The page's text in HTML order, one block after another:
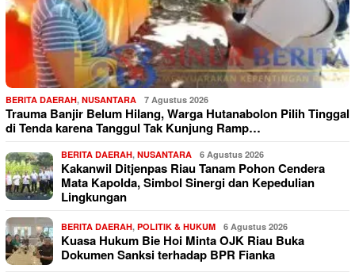
BERITA DAERAH, NUSANTARA 7 Agustus 2026
Trauma Banjir Belum Hilang, Warga Hutanabolon Pilih Tinggal
di Tenda karena Tanggul Tak Kunjung Ramp…
BERITA DAERAH, NUSANTARA 6 Agustus 2026
Kakanwil Ditjenpas Riau Tanam Pohon Cendera
Mata Kapolda, Simbol Sinergi dan Kepedulian
Lingkungan
BERITA DAERAH, POLITIK & HUKUM 6 Agustus 2026
Kuasa Hukum Bie Hoi Minta OJK Riau Buka
Dokumen Sanksi terhadap BPR Fianka